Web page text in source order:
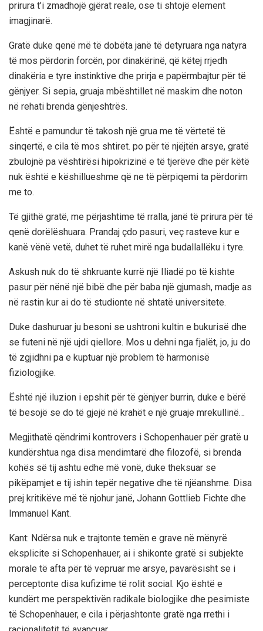
prirura t’i zmadhojë gjërat reale, ose ti shtojë element
imagjinarë.
Gratë duke qenë më të dobëta janë të detyruara nga natyra
të mos përdorin forcën, por dinakërinë, që këtej rrjedh
dinakëria e tyre instinktive dhe prirja e papërmbajtur për të
gënjyer. Si sepia, gruaja mbështillet në maskim dhe noton
në rehati brenda gënjeshtrës.
Është e pamundur të takosh një grua me të vërtetë të
sinqertë, e cila të mos shtiret. po për të njëjtën arsye, gratë
zbulojnë pa vështirësi hipokrizinë e të tjerëve dhe për këtë
nuk është e këshillueshme që ne të përpiqemi ta përdorim
me to.
Të gjithë gratë, me përjashtime të rralla, janë të prirura për të
qenë dorëlëshuara. Prandaj çdo pasuri, veç rasteve kur e
kanë vënë vetë, duhet të ruhet mirë nga budallallëku i tyre.
Askush nuk do të shkruante kurrë një Iliadë po të kishte
pasur për nënë një bibë dhe për baba një gjumash, madje as
në rastin kur ai do të studionte në shtatë universitete.
Duke dashuruar ju besoni se ushtroni kultin e bukurisë dhe
se futeni në një ujdi qiellore. Mos u dehni nga fjalët, jo, ju do
të zgjidhni pa e kuptuar një problem të harmonisë
fiziologjike.
Është një iluzion i epshit për të gënjyer burrin, duke e bërë
të besojë se do të gjejë në krahët e një gruaje mrekullinë…
Megjithatë qëndrimi kontrovers i Schopenhauer për gratë u
kundërshtua nga disa mendimtarë dhe filozofë, si brenda
kohës së tij ashtu edhe më vonë, duke theksuar se
pikëpamjet e tij ishin tepër negative dhe të njëanshme. Disa
prej kritikëve më të njohur janë, Johann Gottlieb Fichte dhe
Immanuel Kant.
Kant: Ndërsa nuk e trajtonte temën e grave në mënyrë
eksplicite si Schopenhauer, ai i shikonte gratë si subjekte
morale të afta për të vepruar me arsye, pavarësisht se i
perceptonte disa kufizime të rolit social. Kjo është e
kundërt me perspektivën radikale biologjike dhe pesimiste
të Schopenhauer, e cila i përjashtonte gratë nga rrethi i